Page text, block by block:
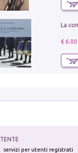
€ 6.00
servizi per utenti registrati